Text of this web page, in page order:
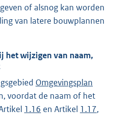
of alsnog kan worden
van latere bouwplannen
het wijzigen van naam,
Omgevingsplan
voordat de naam of het
1.16 en Artikel 1.17,